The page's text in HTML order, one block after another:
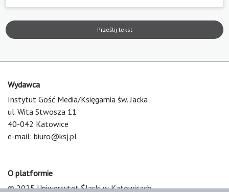
Prześlij tekst
Wydawca
Instytut Gość Media/Księgarnia św. Jacka
ul. Wita Stwosza 11
40-042 Katowice
e-mail: biuro@ksj.pl
O platformie
© 2025 Uniwersytet Śląski w Katowicach